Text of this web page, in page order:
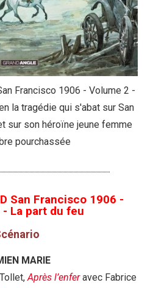
Francisco 1906 - Volume 2 -
la tragédie qui s'abat sur San
sur son héroïne jeune femme
pourchassée
San Francisco 1906 -
La part du feu
MARIE
Après l’enferavec Fabrice